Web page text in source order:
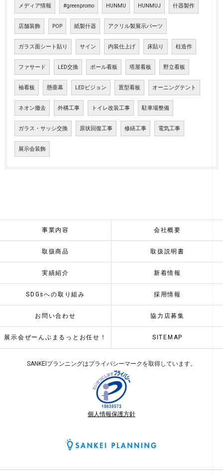
メディア情報 #greenpromo HUNMU HUNMUJ 什器製作
店舗装飾 POP 紙製什器 アクリル製展示パーツ
ガラス面シート貼り サイン 内装仕上げ 床貼り 柱造作
ファサード LED交換 ポール看板 塔屋看板 野立看板
袖看板 懸垂幕 LEDビジョン 置型看板 オーニングテント
ネオン撤去 外構工事 トイレ改装工事 駐車場整備
ガラス・サッシ交換 原状回復工事 修繕工事 電気工事
展示会装飾
事業内容 会社概要
取扱商品 取扱説明書
実績紹介 新着情報
SDGsへの取り組み 採用情報
お問い合わせ 協力店募集
展示会ぜーんぶまるっとお任せ！ SITEMAP
SANKEIプランニングはプライバシーマークを取得しています。
個人情報保護方針